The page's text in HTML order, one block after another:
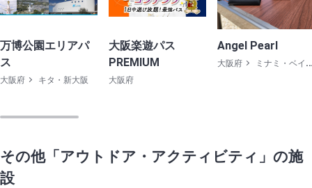
万博公園エリアパ
ス
大阪府 キタ・新大阪
大阪楽遊パス
PREMIUM
大阪府
Angel Pearl
大阪府 ミナミ・ベイエリア
その他「アウトドア・アクティビティ」の施
設